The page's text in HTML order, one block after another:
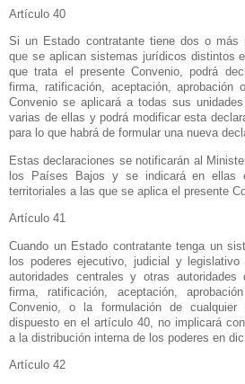
Artículo 40
Si un Estado contratante tiene dos o más
que se aplican sistemas jurídicos distintos
que trata el presente Convenio, podrá
firma, ratificación, aceptación, aprobación
Convenio se aplicará a todas sus
varias de ellas y podrá modificar esta
para lo que habrá de formular una nueva
Estas declaraciones se notificarán al
los Países Bajos y se indicará en ellas
territoriales a las que se aplica el presente
Artículo 41
Cuando un Estado contratante tenga un
los poderes ejecutivo, judicial y
autoridades centrales y otras
firma, ratificación, aceptación,
Convenio, o la formulación de cualquier
dispuesto en el artículo 40, no implicará
a la distribución interna de los poderes en
Artículo 42